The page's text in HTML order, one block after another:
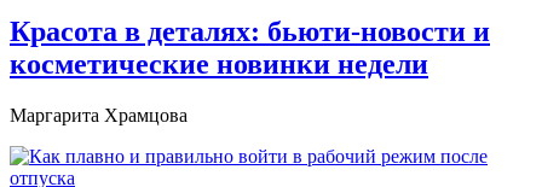
Красота в деталях: бьюти-новости и
косметические новинки недели
Маргарита Храмцова